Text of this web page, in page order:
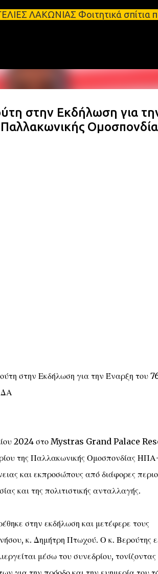
στο κύριο περιεχόμενο
Φοιτητικά σπίτια προς
στην Εκδήλωση για
στην Εκδήλωση για την Έναρξη του
2024 στο Mystras Grand Palace
της Παλλακωνικής Ομοσπονδίας
και εκπροσώπους από διάφορες
και της πολιτιστικής ανταλλαγής.
στην εκδήλωση και μετέφερε τους
κ. Δημήτρη Πτωχού. Ο κ. Βερούτης
μέσω του συνεδρίου, τονίζοντας